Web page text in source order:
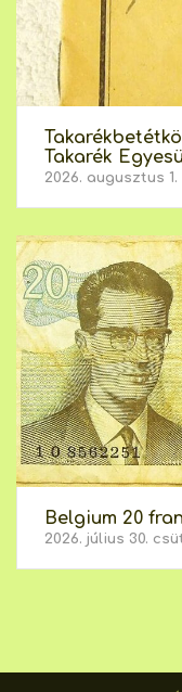
Takarék
2026. augusztus
Belgium 20
2026. július 30.